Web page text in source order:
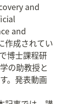
and
and
作成されてい
博士課程研
の助教授と
。発表動画